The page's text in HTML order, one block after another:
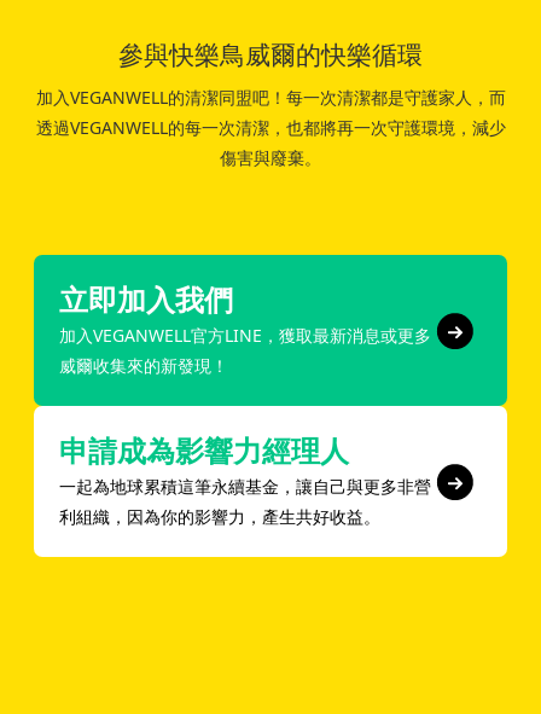
參與快樂鳥威爾的快樂循環
加入VEGANWELL的清潔同盟吧！每一次清潔都是守護家人，而
透過VEGANWELL的每一次清潔，也都將再一次守護環境，減少
傷害與廢棄。
立即加入我們
加入VEGANWELL官方LINE，獲取最新消息或更多
威爾收集來的新發現！
申請成為影響力經理人
一起為地球累積這筆永續基金，讓自己與更多非營
利組織，因為你的影響力，產生共好收益。